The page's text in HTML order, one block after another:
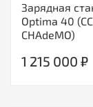
Зарядная
Optima 40
CHAdeMO)
1 215 000 ₽